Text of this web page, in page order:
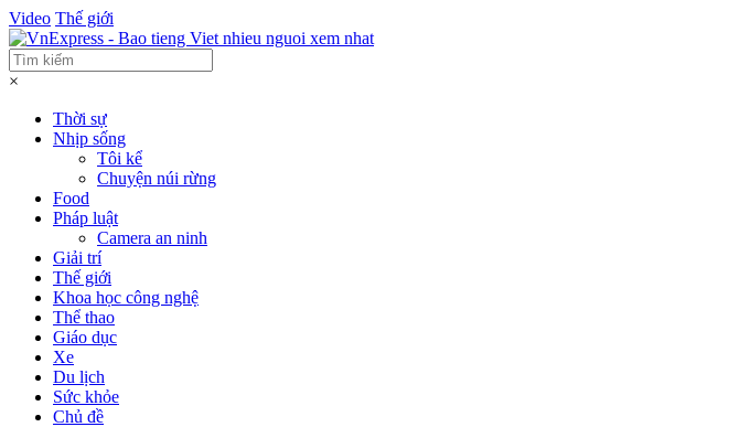
Video Thế giới
×
Thời sự
Nhịp sống
Tôi kể
Chuyện núi rừng
Food
Pháp luật
Camera an ninh
Giải trí
Thế giới
Khoa học công nghệ
Thể thao
Giáo dục
Xe
Du lịch
Sức khỏe
Chủ đề